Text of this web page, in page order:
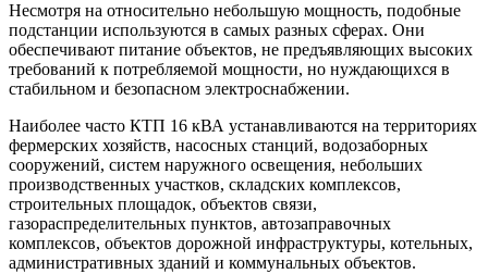
Несмотря на относительно небольшую мощность, подобные
подстанции используются в самых разных сферах. Они
обеспечивают питание объектов, не предъявляющих высоких
требований к потребляемой мощности, но нуждающихся в
стабильном и безопасном электроснабжении.
Наиболее часто КТП 16 кВА устанавливаются на территориях
фермерских хозяйств, насосных станций, водозаборных
сооружений, систем наружного освещения, небольших
производственных участков, складских комплексов,
строительных площадок, объектов связи,
газораспределительных пунктов, автозаправочных
комплексов, объектов дорожной инфраструктуры, котельных,
административных зданий и коммунальных объектов.